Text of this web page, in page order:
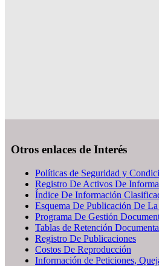
Otros enlaces de Interés
Políticas de Seguridad y
Registro De Activos De
Índice De Información
Esquema De Publicación De
Programa De Gestión
Tablas de Retención
Registro De Publicaciones
Costos De Reproducción
Información de Peticiones,